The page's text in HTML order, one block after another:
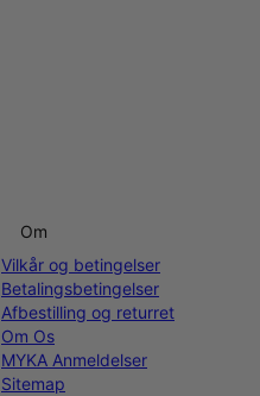
Om
Vilkår og betingelser
Betalingsbetingelser
Afbestilling og returret
Om Os
MYKA Anmeldelser
Sitemap